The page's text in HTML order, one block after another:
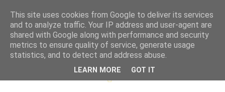
This site uses cookies from Google to deliver its services
and to analyze traffic. Your IP address and user-agent are
shared with Google along with performance and security
metrics to ensure quality of service, generate usage
statistics, and to detect and address abuse.
LEARN MORE GOT IT